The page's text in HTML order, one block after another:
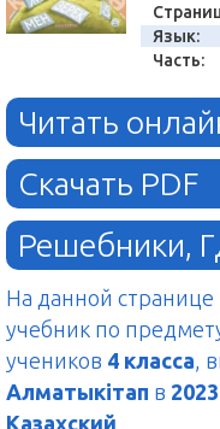
Язык:
Часть:
Читать
Скачать PDF
Решебники,
На данной
учебник по
учеников 4 класса,
Алматыкітап в
Казахский.